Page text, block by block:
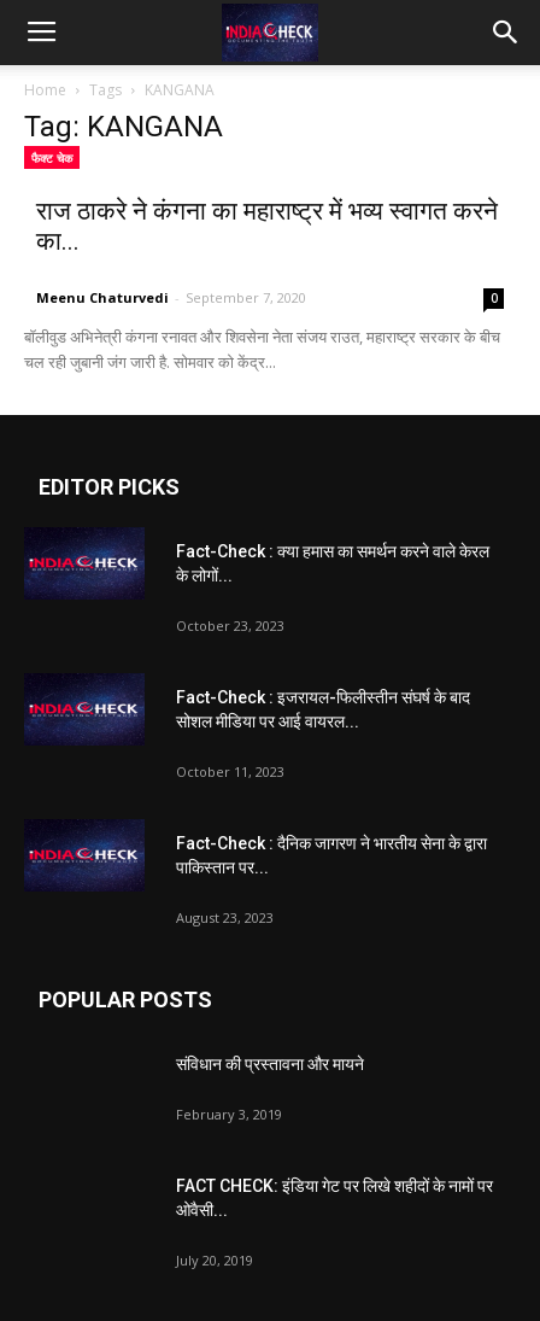
IndiaCheck
Home Tags KANGANA
Tag: KANGANA
फैक्ट चेक
राज ठाकरे ने कंगना का महाराष्ट्र में भव्य स्वागत करने
का...
Meenu Chaturvedi - September 7, 2020 0
बॉलीवुड अभिनेत्री कंगना रनावत और शिवसेना नेता संजय राउत, महाराष्ट्र सरकार के बीच
चल रही जुबानी जंग जारी है. सोमवार को केंद्र...
EDITOR PICKS
Fact-Check : क्या हमास का समर्थन करने वाले केरल
के लोगों...
October 23, 2023
Fact-Check : इजरायल-फिलीस्तीन संघर्ष के बाद
सोशल मीडिया पर आई वायरल...
October 11, 2023
Fact-Check : दैनिक जागरण ने भारतीय सेना के द्वारा
पाकिस्तान पर...
August 23, 2023
POPULAR POSTS
संविधान की प्रस्तावना और मायने
February 3, 2019
FACT CHECK: इंडिया गेट पर लिखे शहीदों के नामों पर
ओवैसी...
July 20, 2019